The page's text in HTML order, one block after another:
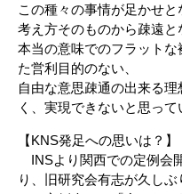
この種々の事情が足かせ
考え方そのものから疎遠と
本当の意味でのフラット
た営利目的のない、
自由な意思疎通の出来る
く、実現できないと思って
【KNS発足への思いは？】
INSより関西での定例会
り、旧研究会有志が久しぶ